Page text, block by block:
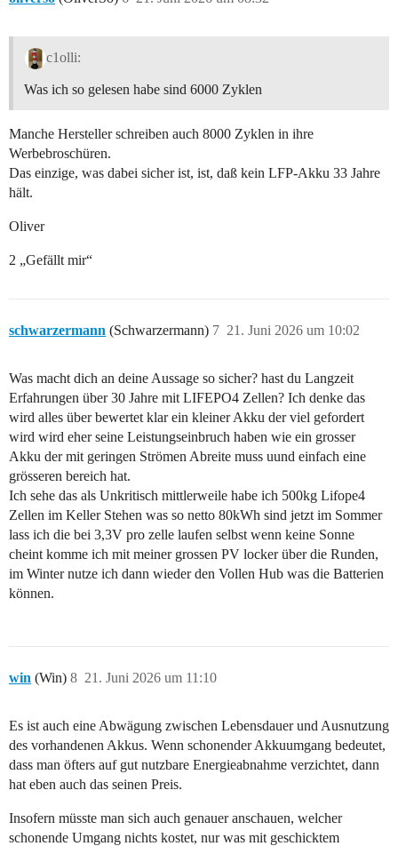
c1olli:
Was ich so gelesen habe sind 6000 Zyklen
Manche Hersteller schreiben auch 8000 Zyklen in ihre
Werbebroschüren.
Das einzige, was dabei sicher ist, ist, daß kein LFP-Akku 33 Jahre
hält.
Oliver
2 „Gefällt mir“
schwarzermann (Schwarzermann) 21. Juni 2026 um 10:02
7
Was macht dich an deine Aussage so sicher? hast du Langzeit
Erfahrungen über 30 Jahre mit LIFEPO4 Zellen? Ich denke das
wird alles über bewertet klar ein kleiner Akku der viel gefordert
wird wird eher seine Leistungseinbruch haben wie ein grosser
Akku der mit geringen Strömen Abreite muss uund einfach eine
grösseren bereich hat.
Ich sehe das als Unkritisch mittlerweile habe ich 500kg Lifope4
Zellen im Keller Stehen was so netto 80kWh sind jetzt im Sommer
lass ich die bei 3,3V pro zelle laufen selbst wenn keine Sonne
cheint komme ich mit meiner grossen PV locker über die Runden,
im Winter nutze ich dann wieder den Vollen Hub was die Batterien
können.
win (Win) 21. Juni 2026 um 11:10
8
Es ist auch eine Abwägung zwischen Lebensdauer und Ausnutzung
des vorhandenen Akkus. Wenn schonender Akkuumgang bedeutet,
dass man öfters auf gut nutzbare Energieabnahme verzichtet, dann
hat eben auch das seinen Preis.
Insofern müsste man sich auch genauer anschauen, welcher
schonende Umgang nichts kostet, nur was mit geschicktem